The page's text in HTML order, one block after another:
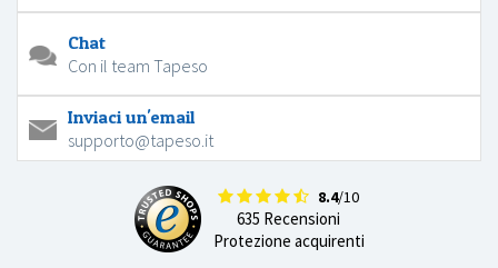
Chat
Con il team Tapeso
Inviaci un'email
supporto@tapeso.it
8.4/10
635 Recensioni
Protezione acquirenti